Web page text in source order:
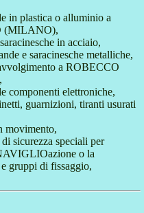
in plastica o alluminio a
(MILANO),
in acciaio,
e saracinesche metalliche,
a ROBECCO
componenti elettroniche,
guarnizioni, tiranti usurati
movimento,
sicurezza speciali per
o la
gruppi di fissaggio,